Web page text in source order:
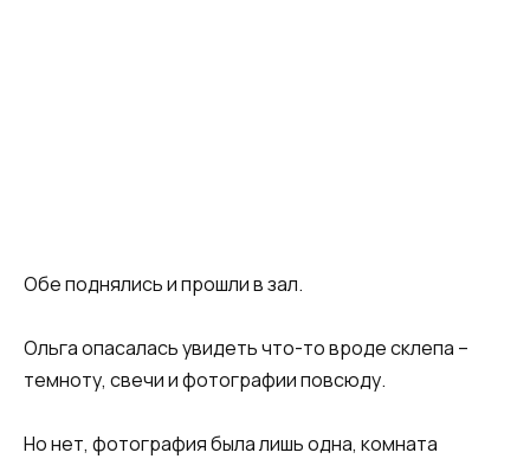
Обe поднялись и прошли в зал.
Ольга опасалась увидеть что-то вроде склепа –
темноту, свечи и фотографии повсюду.
Но нет, фотография была лишь одна, комната